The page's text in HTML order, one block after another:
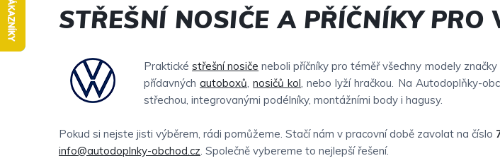
STŘEŠNÍ NOSIČE A PŘÍČNÍKY
Praktickéstřešní nosiče neboli příčníky pro téměř všechny modely
přídavnýchautoboxů,nosičů kol, nebo lyží hračkou. Na Autodoplňky-
střechou, integrovanými podélníky, montážními body i hagusy.
Pokud si nejste jisti výběrem, rádi pomůžeme. Stačí nám v pracovní době zavolat na číslo
info@autodoplnky-obchod.cz. Společně vybereme to nejlepší řešení.